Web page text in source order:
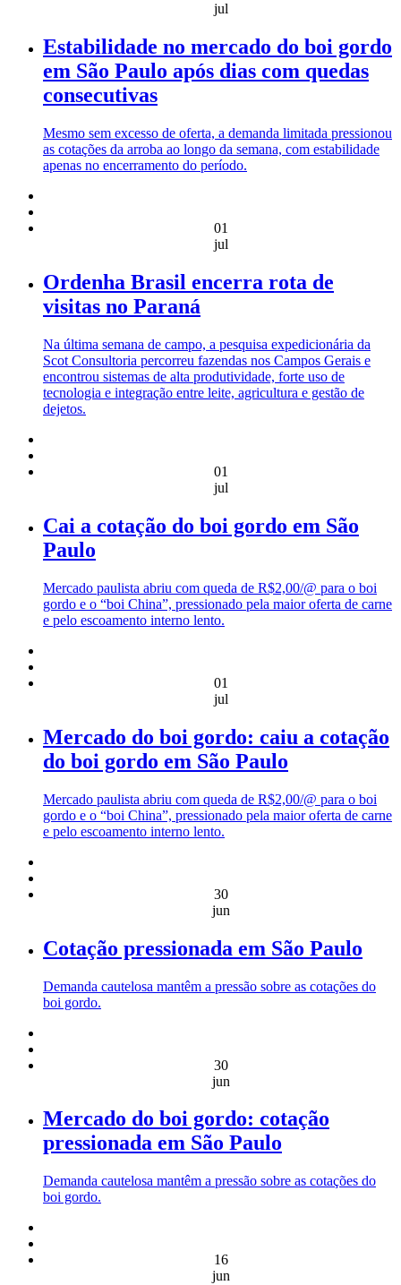
jul
Estabilidade no mercado do boi gordo
em São Paulo após dias com quedas
consecutivas
Mesmo sem excesso de oferta, a demanda limitada pressionou
as cotações da arroba ao longo da semana, com estabilidade
apenas no encerramento do período.
01
jul
Ordenha Brasil encerra rota de
visitas no Paraná
Na última semana de campo, a pesquisa expedicionária da
Scot Consultoria percorreu fazendas nos Campos Gerais e
encontrou sistemas de alta produtividade, forte uso de
tecnologia e integração entre leite, agricultura e gestão de
dejetos.
01
jul
Cai a cotação do boi gordo em São
Paulo
Mercado paulista abriu com queda de R$2,00/@ para o boi
gordo e o “boi China”, pressionado pela maior oferta de carne
e pelo escoamento interno lento.
01
jul
Mercado do boi gordo: caiu a cotação
do boi gordo em São Paulo
Mercado paulista abriu com queda de R$2,00/@ para o boi
gordo e o “boi China”, pressionado pela maior oferta de carne
e pelo escoamento interno lento.
30
jun
Cotação pressionada em São Paulo
Demanda cautelosa mantêm a pressão sobre as cotações do
boi gordo.
30
jun
Mercado do boi gordo: cotação
pressionada em São Paulo
Demanda cautelosa mantêm a pressão sobre as cotações do
boi gordo.
16
jun